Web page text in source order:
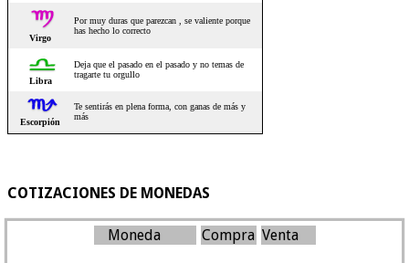
COTIZACIONES DE MONEDAS
Moneda Compra Venta